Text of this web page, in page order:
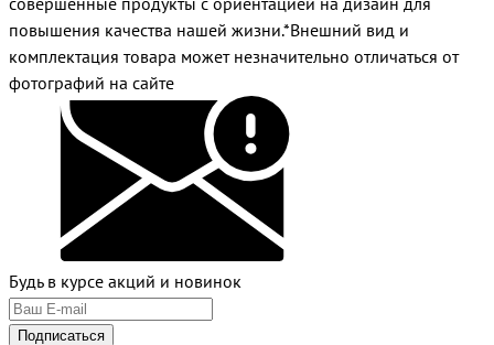
повышения качества нашей жизни.*Внешний вид и
комплектация товара может незначительно отличаться от
фотографий на сайте
Будь в курсе акций и новинок
Подписаться